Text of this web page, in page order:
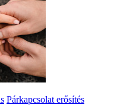
Párkapcsolat erősítés